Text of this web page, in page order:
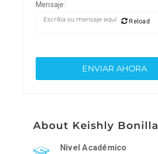
Mensaje:
Reload
About Keishly Bonilla
Nivel Académico